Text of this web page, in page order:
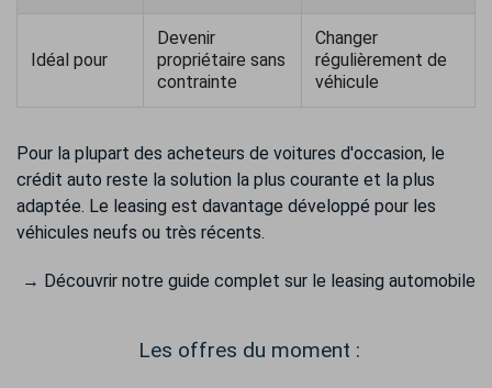
Idéal pour
Devenir
propriétaire sans
contrainte
Changer
régulièrement de
véhicule
Pour la plupart des acheteurs de voitures d'occasion, le
crédit auto reste la solution la plus courante et la plus
adaptée. Le leasing est davantage développé pour les
véhicules neufs ou très récents.
→ Découvrir notre guide complet sur le leasing automobile
Les offres du moment :